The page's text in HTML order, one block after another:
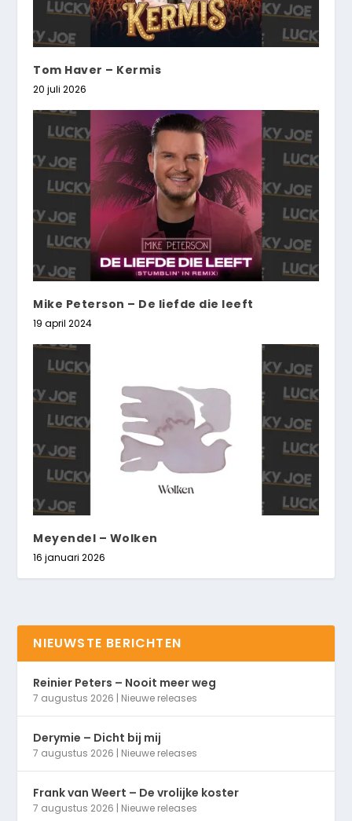
Tom Haver – Kermis
20 juli 2026
Mike Peterson – De liefde die leeft
19 april 2024
Meyendel – Wolken
16 januari 2026
NIEUWSTE BERICHTEN
Reinier Peters – Nooit meer weg
7 augustus 2026 | Nieuwe releases
Derymie – Dicht bij mij
7 augustus 2026 | Nieuwe releases
Frank van Weert – De vrolijke koster
7 augustus 2026 | Nieuwe releases